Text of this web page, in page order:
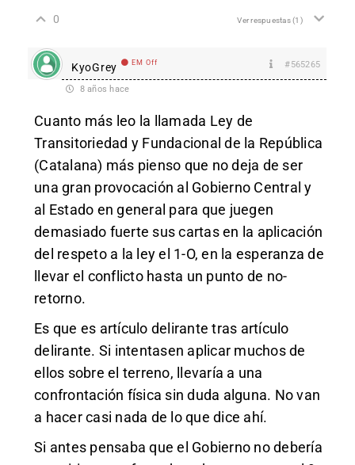
0 Ver respuestas(1)
KyoGrey EM Off #565265
8 años hace
Cuanto más leo la llamada Ley de
Transitoriedad y Fundacional de la República
(Catalana) más pienso que no deja de ser
una gran provocación al Gobierno Central y
al Estado en general para que juegen
demasiado fuerte sus cartas en la aplicación
del respeto a la ley el 1-O, en la esperanza de
llevar el conflicto hasta un punto de no-
retorno.
Es que es artículo delirante tras artículo
delirante. Si intentasen aplicar muchos de
ellos sobre el terreno, llevaría a una
confrontación física sin duda alguna. No van
a hacer casi nada de lo que dice ahí.
Si antes pensaba que el Gobierno no debería